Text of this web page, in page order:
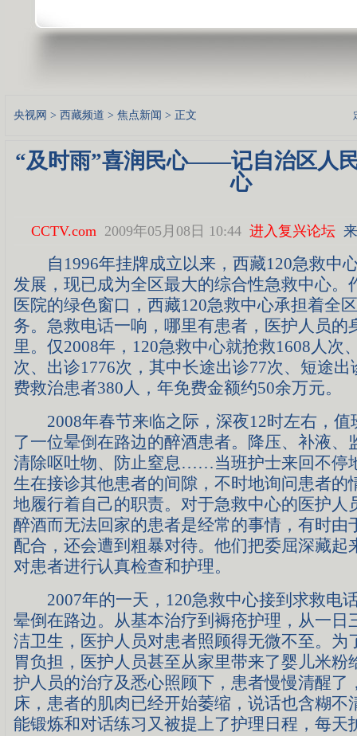
央视网 > 西藏频道 > 焦点新闻 > 正文
“及时雨”喜润民心——记自治区人
心
CCTV.com 2009年05月08日 10:44 进入复兴论坛来
自1996年挂牌成立以来，西藏120急救中
发展，现已成为全区最大的综合性急救中心。
医院的绿色窗口，西藏120急救中心承担着全
务。急救电话一响，哪里有患者，医护人员的
里。仅2008年，120急救中心就抢救1608人次
次、出诊1776次，其中长途出诊77次、短途出
费救治患者380人，年免费金额约50余万元。
2008年春节来临之际，深夜12时左右，值
了一位晕倒在路边的醉酒患者。降压、补液、
清除呕吐物、防止窒息……当班护士来回不停
生在接诊其他患者的间隙，不时地询问患者的
地履行着自己的职责。对于急救中心的医护人
醉酒而无法回家的患者是经常的事情，有时由
配合，还会遭到粗暴对待。他们把委屈深藏起
对患者进行认真检查和护理。
2007年的一天，120急救中心接到求救电
晕倒在路边。从基本治疗到褥疮护理，从一日
洁卫生，医护人员对患者照顾得无微不至。为
胃负担，医护人员甚至从家里带来了婴儿米粉
护人员的治疗及悉心照顾下，患者慢慢清醒了
床，患者的肌肉已经开始萎缩，说话也含糊不
能锻炼和对话练习又被提上了护理日程，每天